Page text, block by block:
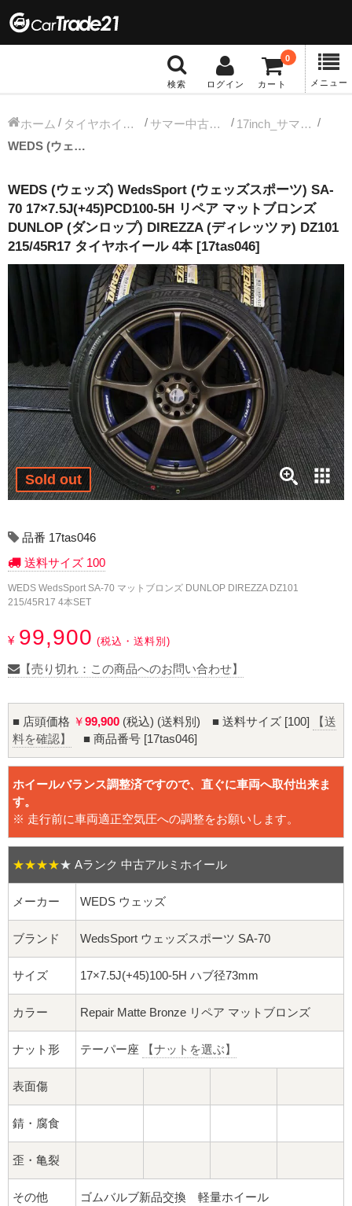
検索 ログイン カート
0
メニュー
冬タイヤホイール
13インチ：冬タイヤホイール
14インチ：冬タイヤホイール
15インチ：冬タイヤホイール
16インチ：冬タイヤホイール
17インチ：冬タイヤホイール
18インチ：冬タイヤホイール
19インチ：冬タイヤホイール
20インチ：冬タイヤホイール
13インチ：夏タイヤホイール
14インチ：夏タイヤホイール
15インチ：夏タイヤホイール
16インチ：夏タイヤホイール
17インチ：夏タイヤホイール
18インチ：夏タイヤホイール
19インチ：夏タイヤホイール
20インチ：夏タイヤホイール
ホイールナット
平面座ナット
ロング平面ナット
ショート平面ナット
球面座ナット
ホーム タイヤホイールセット サマー中古タイヤホイール
17inch_サマー中古タイヤホイール
WEDS (ウェッズ) WedsSport (ウェッズスポーツ) SA-70 17×7.5J(+45)PCD100-5H リペア マットブロンズ DUNLOP (ダンロップ) DIREZZA (ディレッツァ) DZ101 215/45R17 タイヤホイール 4本 [17tas046]
WEDS (ウェッズ) WedsSport (ウェッズスポーツ) SA-
70 17×7.5J(+45)PCD100-5H リペア マットブロンズ
DUNLOP (ダンロップ) DIREZZA (ディレッツァ) DZ101
215/45R17 タイヤホイール 4本 [17tas046]
Sold out
品番 17tas046
送料サイズ 100
WEDS WedsSport SA-70 マットブロンズ DUNLOP DIREZZA DZ101
215/45R17 4本SET
¥ 99,900 (税込・送料別)
【売り切れ：この商品へのお問い合わせ】
■ 店頭価格 ￥99,900 (税込) (送料別) ■ 送料サイズ [100]
【送
料を確認】
■ 商品番号 [17tas046]
ホイールバランス調整済ですので、直ぐに車両へ取付出来ま
す。
※ 走行前に車両適正空気圧への調整をお願いします。
★★★★★ Aランク 中古アルミホイール
メーカー WEDS ウェッズ
ブランド WedsSport ウェッズスポーツ SA-70
サイズ 17×7.5J(+45)100-5H ハブ径73mm
カラー Repair Matte Bronze リペア マットブロンズ
ナット形 テーパー座 【ナットを選ぶ】
表面傷
錆・腐食
歪・亀裂
その他
ゴムバルブ新品交換 軽量ホイール